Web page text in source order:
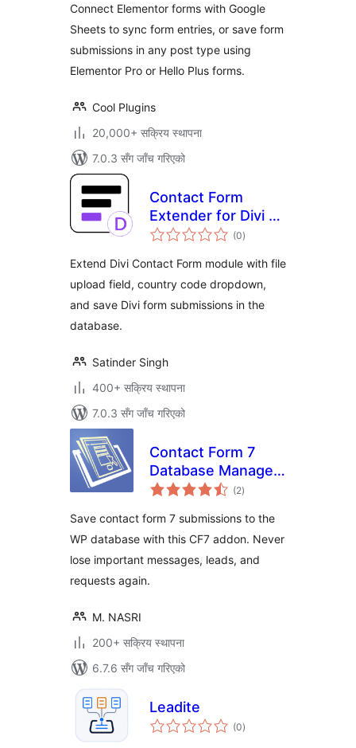
Connect Elementor forms with Google
Sheets to sync form entries, or save form
submissions in any post type using
Elementor Pro or Hello Plus forms.
Cool Plugins
20,000+ सक्रिय स्थापना
7.0.3 सँग जाँच गरिएको
Contact Form
Extender for Divi –
Submissions DB &
(0कुल
रेटिङ्गहरू
)
Extend Divi Contact Form module with file
upload field, country code dropdown,
and save Divi form submissions in the
database.
Satinder Singh
400+ सक्रिय स्थापना
7.0.3 सँग जाँच गरिएको
Contact Form 7
Database Manager
Addon – CF7DBM
(2कुल
रेटिङ्गहरू
)
Save contact form 7 submissions to the
WP database with this CF7 addon. Never
lose important messages, leads, and
requests again.
M. NASRI
200+ सक्रिय स्थापना
6.7.6 सँग जाँच गरिएको
Leadite
(0कुल
रेटिङ्गहरू
)